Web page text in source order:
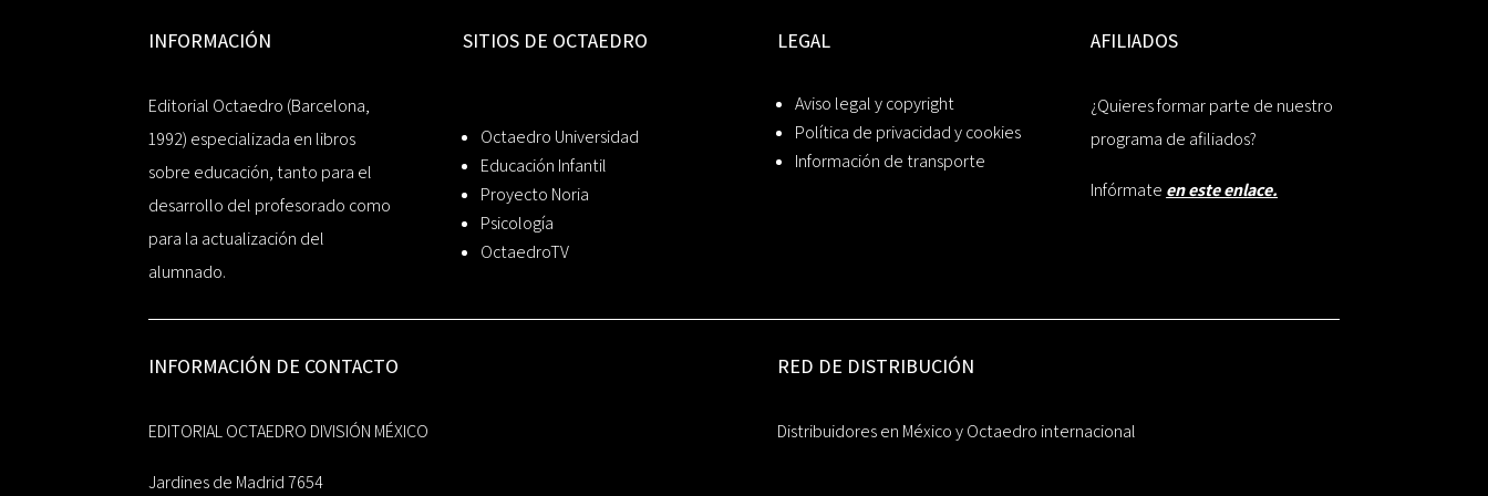
INFORMACIÓN
Editorial Octaedro (Barcelona,
1992) especializada en libros
sobre educación, tanto para el
desarrollo del profesorado como
para la actualización del
alumnado.
SITIOS DE OCTAEDRO
Octaedro Universidad
Educación Infantil
Proyecto Noria
Psicología
OctaedroTV
LEGAL
Aviso legal y copyright
Política de privacidad y cookies
Información de transporte
AFILIADOS
¿Quieres formar parte de nuestro
programa de afiliados?
Infórmate en este enlace.
INFORMACIÓN DE CONTACTO
EDITORIAL OCTAEDRO DIVISIÓN MÉXICO
Jardines de Madrid 7654
RED DE DISTRIBUCIÓN
Distribuidores en México y Octaedro internacional